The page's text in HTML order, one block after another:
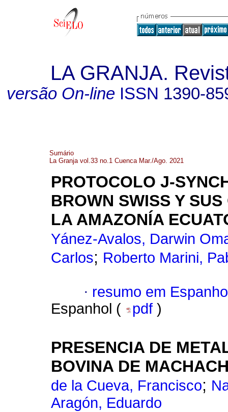
LA GRANJA.
versão On-line ISSN 1390-
Sumário
La Granja vol.33 no.1 Cuenca Mar./Ago. 2021
PROTOCOLO J-
BROWN SWISS Y
LA AMAZONÍA
Yánez-Avalos, Darwin
Carlos; Roberto Marini,
· resumo em
Espanhol (
pdf )
PRESENCIA DE
BOVINA DE
de la Cueva, Francisco;
Aragón, Eduardo